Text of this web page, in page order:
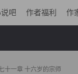
吧 作者福利 作
十一章 十六岁的宗师